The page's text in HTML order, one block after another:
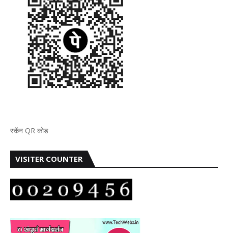
स्कॅन QR कोड
VISITER COUNTER